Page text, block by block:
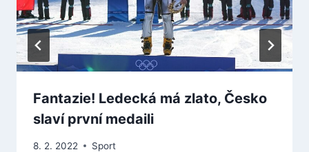
Fantazie! Ledecká má zlato, Česko
slaví první medaili
8. 2. 2022 Sport